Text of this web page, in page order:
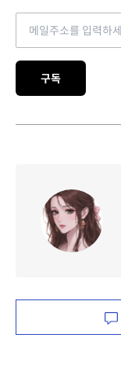
Email address
구독